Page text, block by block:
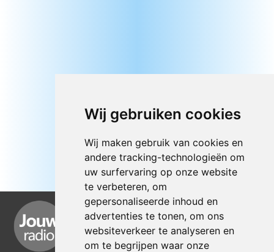
Wij gebruiken cookies
Wij maken gebruik van cookies en
andere tracking-technologieën om
uw surfervaring op onze website
te verbeteren, om
gepersonaliseerde inhoud en
advertenties te tonen, om ons
websiteverkeer te analyseren en
om te begrijpen waar onze